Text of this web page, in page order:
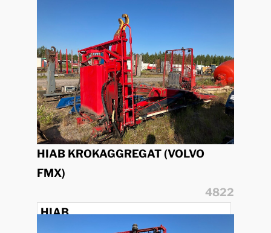
HIAB KROKAGGREGAT (VOLVO
FMX)
4822
HIAB